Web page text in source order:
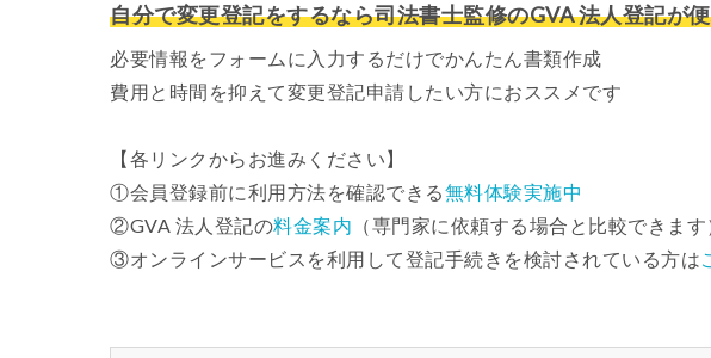
自分で変更登記をするなら司法書士監修のGVA 法人登記が
必要情報をフォームに入力するだけでかんたん書類作成
費用と時間を抑えて変更登記申請したい方におススメです
【各リンクからお進みください】
①会員登録前に利用方法を確認できる無料体験実施中
②GVA 法人登記の料金案内 （専門家に依頼する場合と比較できます
③オンラインサービスを利用して登記手続きを検討されている方は